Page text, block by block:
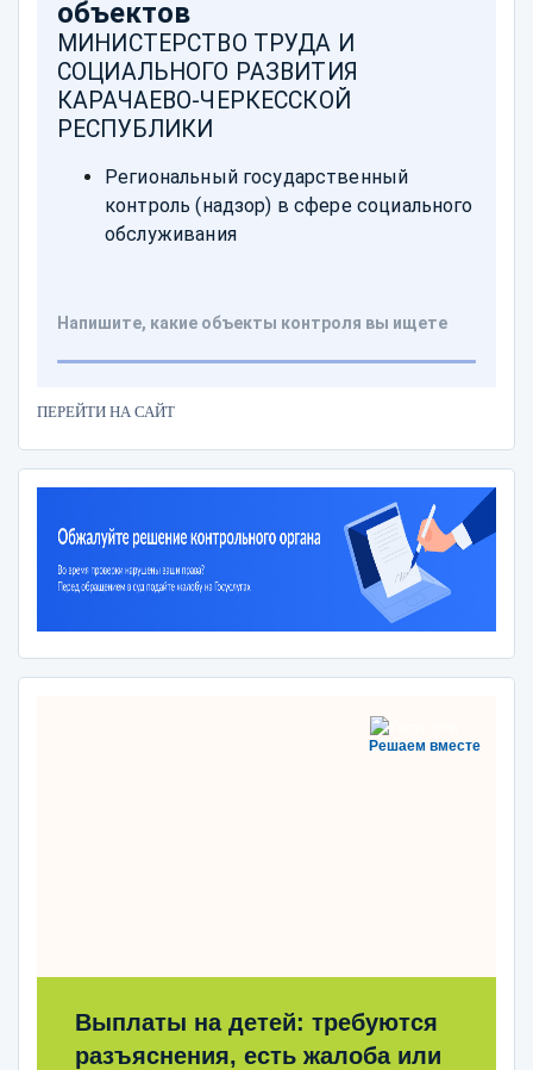
ПЕРЕЙТИ НА САЙТ
Решаем вместе
Выплаты на детей: требуются
разъяснения, есть жалоба или